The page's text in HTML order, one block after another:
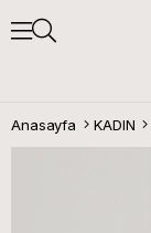
Anasayfa KADIN